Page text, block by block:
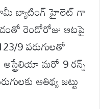
బ్యాటింగ్ హైలెట్ గా
రెండోరోజు ఆటపై
9 పరుగులతో
మరో 9 రన్స్
ఆతిథ్య జట్టు